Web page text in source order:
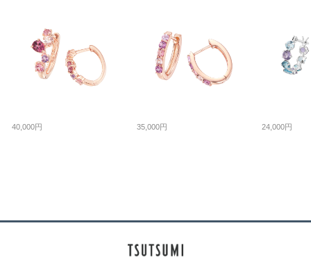
40,000円 35,000円 24,000円